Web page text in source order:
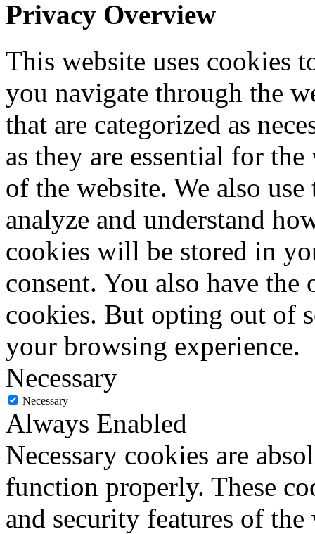
Privacy Overview
This website uses cookies
you navigate through the
that are categorized as
as they are essential for
of the website. We also
analyze and understand
cookies will be stored in
consent. You also have
cookies. But opting out of
your browsing experience.
Necessary
Necessary
Always Enabled
Necessary cookies are
function properly. These
and security features of